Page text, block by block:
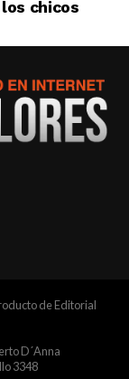
chicos
de Editorial
D´Anna
3348